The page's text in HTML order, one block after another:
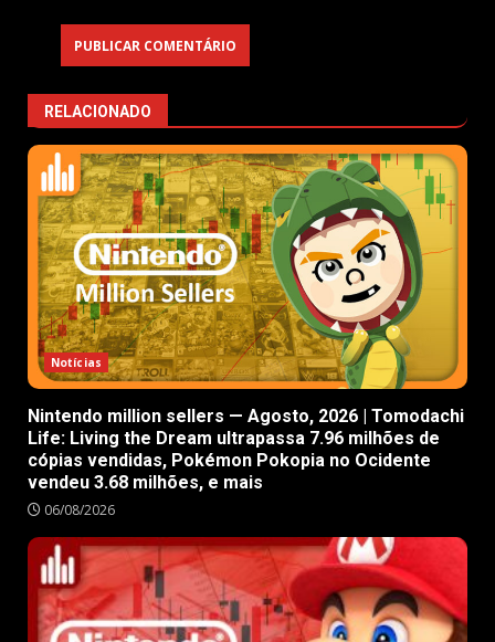
RELACIONADO
Notícias
Nintendo million sellers — Agosto, 2026 | Tomodachi
Life: Living the Dream ultrapassa 7.96 milhões de
cópias vendidas, Pokémon Pokopia no Ocidente
vendeu 3.68 milhões, e mais
06/08/2026